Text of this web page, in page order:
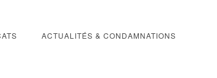
ACTUALITÉS & CONDAMNATIONS